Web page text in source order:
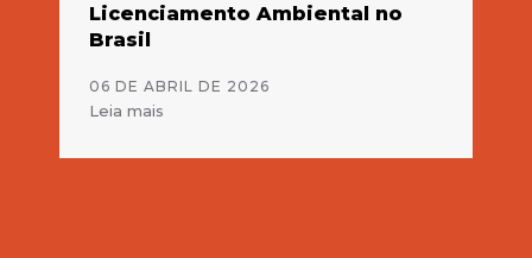
Licenciamento Ambiental no
Brasil
06 DE ABRIL DE 2026
Leia mais